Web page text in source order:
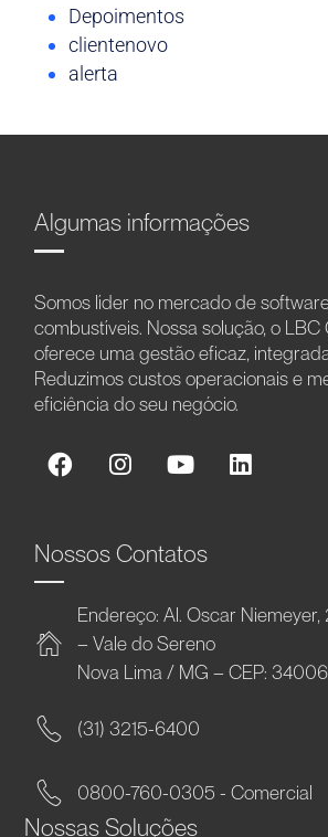
Depoimentos
clientenovo
alerta
Algumas informações
Somos líder no mercado de
combustíveis. Nossa solução, o LBC
oferece uma gestão eficaz,
Reduzimos custos operacionais e
eficiência do seu negócio.
Nossos Contatos
Endereço: Al. Oscar
– Vale do Sereno
Nova Lima / MG – CEP:
(31) 3215-6400
0800-760-0305 - Comercial
Nossas Soluções